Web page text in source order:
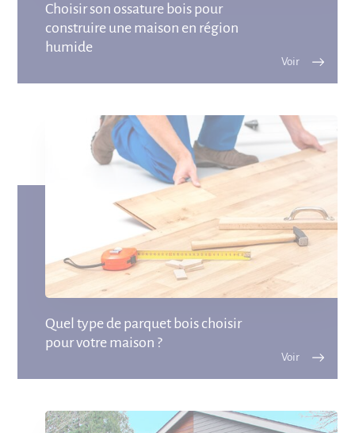
Choisir son ossature bois pour
construire une maison en région
humide
Quel type de parquet bois choisir
pour votre maison ?